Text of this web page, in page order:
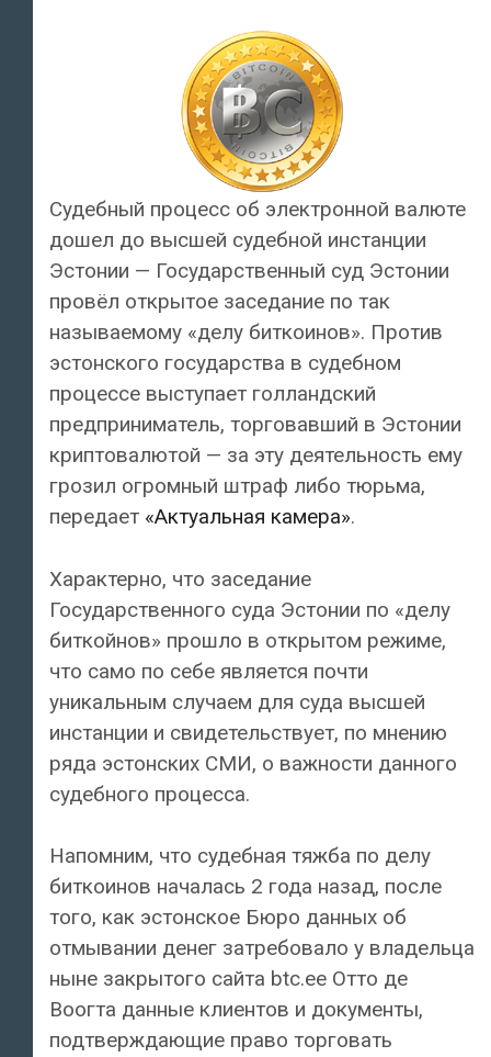
Судебный процесс об электронной валюте
дошел до высшей судебной инстанции
Эстонии — Государственный суд Эстонии
провёл открытое заседание по так
называемому «делу биткоинов». Против
эстонского государства в судебном
процессе выступает голландский
предприниматель, торговавший в Эстонии
криптовалютой — за эту деятельность ему
грозил огромный штраф либо тюрьма,
передает «Актуальная камера».
Характерно, что заседание
Государственного суда Эстонии по «делу
биткойнов» прошло в открытом режиме,
что само по себе является почти
уникальным случаем для суда высшей
инстанции и свидетельствует, по мнению
ряда эстонских СМИ, о важности данного
судебного процесса.
Напомним, что судебная тяжба по делу
биткоинов началась 2 года назад, после
того, как эстонское Бюро данных об
отмывании денег затребовало у владельца
ныне закрытого сайта btc.ee Отто де
Воогта данные клиентов и документы,
подтверждающие право торговать